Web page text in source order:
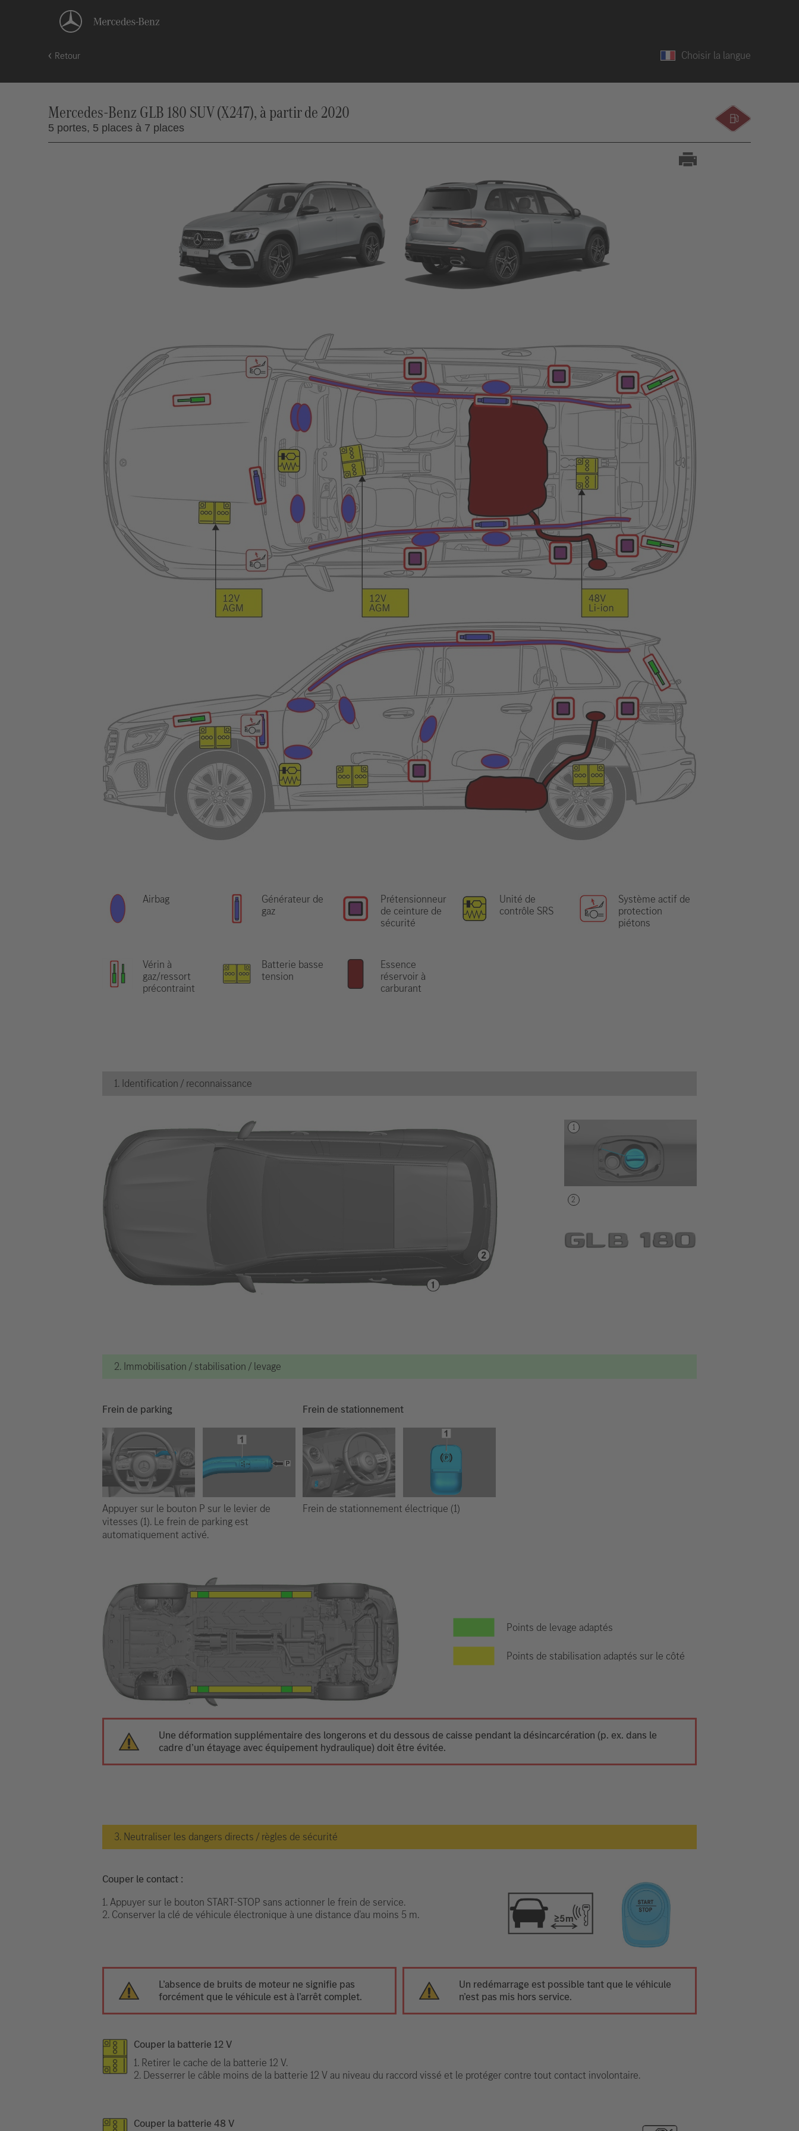
Retour Choisir la langue
Mercedes-Benz GLB 180 SUV (X247), à partir de 2020
5 portes, 5 places à 7 places
Airbag
Générateur de
gaz
Prétensionneur
de ceinture de
sécurité
Unité de
contrôle SRS
Système actif de
protection
piétons
Vérin à
gaz/ressort
précontraint
Batterie basse
tension
Essence
réservoir à
carburant
1. Identification / reconnaissance
2. Immobilisation / stabilisation / levage
Frein de parking
Appuyer sur le bouton P sur le levier de
vitesses (1). Le frein de parking est
automatiquement activé.
Frein de stationnement
Frein de stationnement électrique (1)
Points de levage adaptés
Points de stabilisation adaptés sur le côté
Une déformation supplémentaire des longerons et du dessous de caisse pendant la désincarcération (p. ex. dans le
cadre d’un étayage avec équipement hydraulique) doit être évitée.
3. Neutraliser les dangers directs / règles de sécurité
Couper le contact :
1. Appuyer sur le bouton START-STOP sans actionner le frein de service.
2. Conserver la clé de véhicule électronique à une distance d’au moins 5 m.
L’absence de bruits de moteur ne signifie pas
forcément que le véhicule est à l’arrêt complet.
Un redémarrage est possible tant que le véhicule
n’est pas mis hors service.
Couper la batterie 12 V
1. Retirer le cache de la batterie 12 V.
2. Desserrer le câble moins de la batterie 12 V au niveau du raccord vissé et le protéger contre tout contact involontaire.
Couper la batterie 48 V